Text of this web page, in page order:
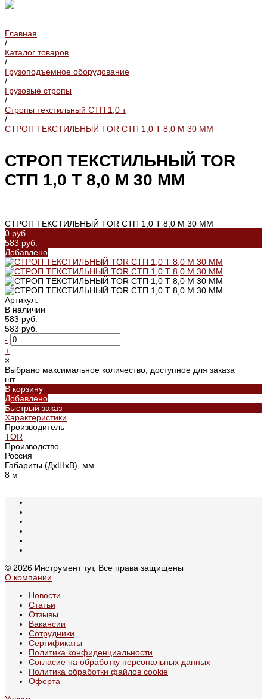
Главная
/
Каталог товаров
/
Грузоподъемное оборудование
/
Грузовые стропы
/
Стропы текстильный СТП 1,0 т
/
СТРОП ТЕКСТИЛЬНЫЙ TOR СТП 1,0 Т 8,0 М 30 ММ
СТРОП ТЕКСТИЛЬНЫЙ TOR
СТП 1,0 Т 8,0 М 30 ММ
СТРОП ТЕКСТИЛЬНЫЙ TOR СТП 1,0 Т 8,0 М 30 ММ
0 руб.
583 руб.
Добавлено
Артикул:
В наличии
583 руб.
583 руб.
-
+
×
Выбрано максимальное количество, доступное для заказа
шт.
В корзину
Добавлено
Быстрый заказ
Характеристики
Производитель
TOR
Производство
Россия
Габариты (ДхШхВ), мм
8 м
© 2026 Инструмент тут, Все права защищены
О компании
Новости
Статьи
Отзывы
Вакансии
Сотрудники
Сертификаты
Политика конфиденциальности
Согласие на обработку персональных данных
Политика обработки файлов cookie
Оферта